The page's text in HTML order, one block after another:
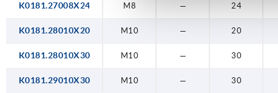
K0181.27008X24 M8 — 24
K0181.28010X20 M10 — 20
K0181.28010X30 M10 — 30
K0181.29010X30 M10 — 30